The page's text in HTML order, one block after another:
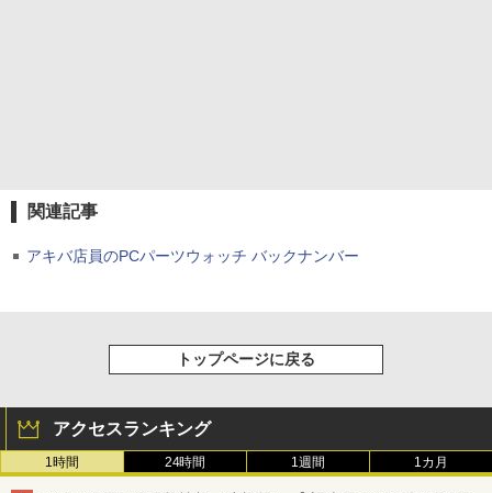
関連記事
アキバ店員のPCパーツウォッチ バックナンバー
トップページに戻る
アクセスランキング
1時間 24時間 1週間 1カ月